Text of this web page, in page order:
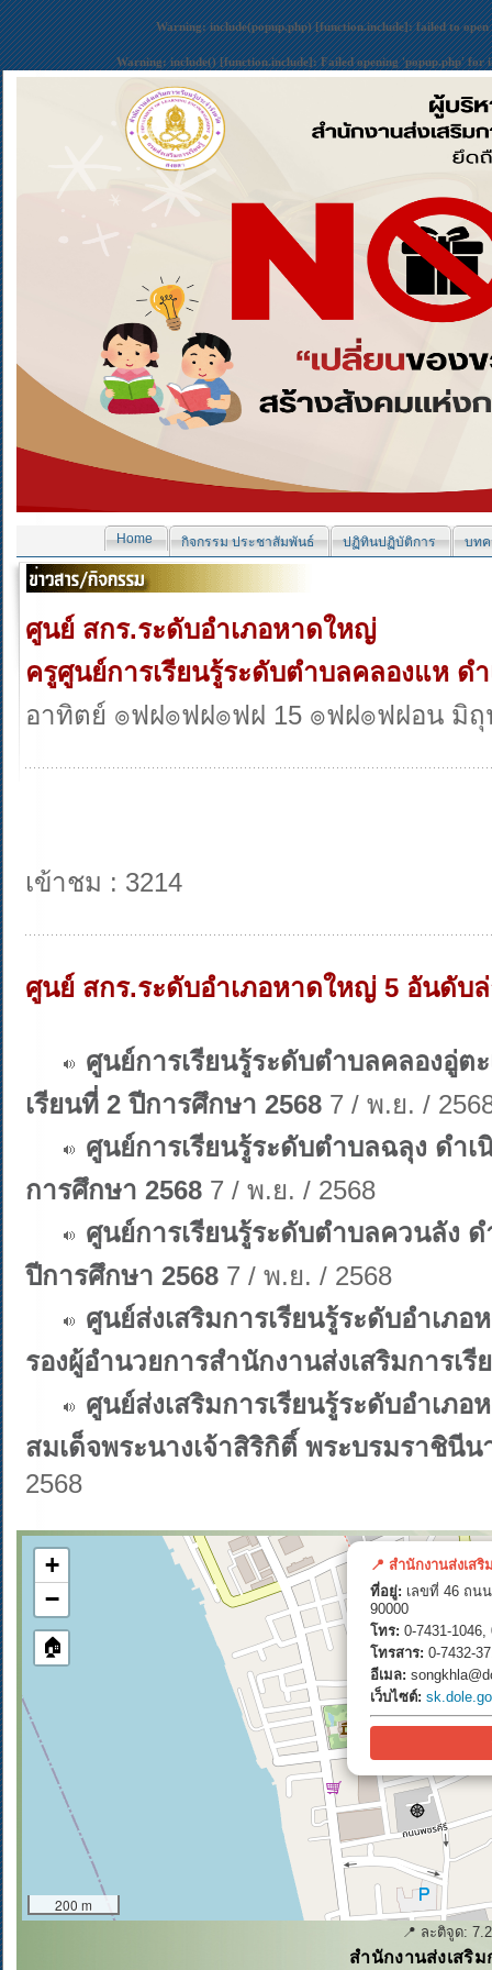
Warning: include(popup.php) [function.include]: failed to
Warning: include() [function.include]: Failed opening 'popup.php' for
Home กิจกรรม ประชาสัมพันธ์ ปฏิทินปฏิบัติการ บทค
ศูนย์ สกร.ระดับอำเภอหาดใหญ่
ครูศูนย์การเรียนรู้ระดับตำบลคลองแห
อาทิตย์ ๏ฟฝ๏ฟฝ๏ฟฝ 15 ๏ฟฝ๏ฟฝอน มิ
เข้าชม : 3214
ศูนย์ สกร.ระดับอำเภอหาดใหญ่ 5 อันดับ
ศูนย์การเรียนรู้ระดับตำบลคลองอู่
เรียนที่ 2 ปีการศึกษา 2568 7 / พ.ย. /
ศูนย์การเรียนรู้ระดับตำบลฉลุง ดำ
การศึกษา 2568 7 / พ.ย. / 2568
ศูนย์การเรียนรู้ระดับตำบลควนลัง
ปีการศึกษา 2568 7 / พ.ย. / 2568
ศูนย์ส่งเสริมการเรียนรู้ระดับอำเ
รองผู้อำนวยการสำนักงานส่งเสริมการเ
ศูนย์ส่งเสริมการเรียนรู้ระดับอำเภ
สมเด็จพระนางเจ้าสิริกิติ์ พระบรมราชินี
2568
📍 สำนักงานส่งเส
ที่อยู่: เลขที่ 46 ถน
90000
โทร: 0-7431-1046,
โทรสาร: 0-7432-
อีเมล:
เว็บไซต์:
+
−
🏠
200 m
📍 ละติจูด:
สำนักงานส่งเสริ